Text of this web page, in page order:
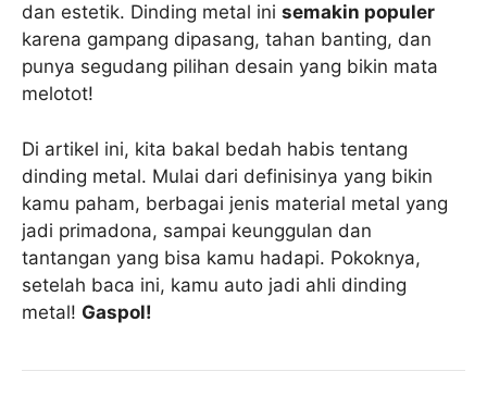
dan estetik. Dinding metal ini semakin populer
karena gampang dipasang, tahan banting, dan
punya segudang pilihan desain yang bikin mata
melotot!
Di artikel ini, kita bakal bedah habis tentang
dinding metal. Mulai dari definisinya yang bikin
kamu paham, berbagai jenis material metal yang
jadi primadona, sampai keunggulan dan
tantangan yang bisa kamu hadapi. Pokoknya,
setelah baca ini, kamu auto jadi ahli dinding
metal! Gaspol!